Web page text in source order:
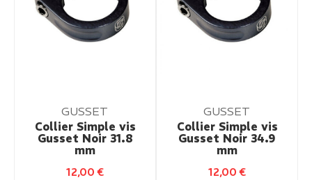
GUSSET
Collier Simple vis
Gusset Noir 31.8
mm
12,00€
GUSSET
Collier Simple vis
Gusset Noir 34.9
mm
12,00€